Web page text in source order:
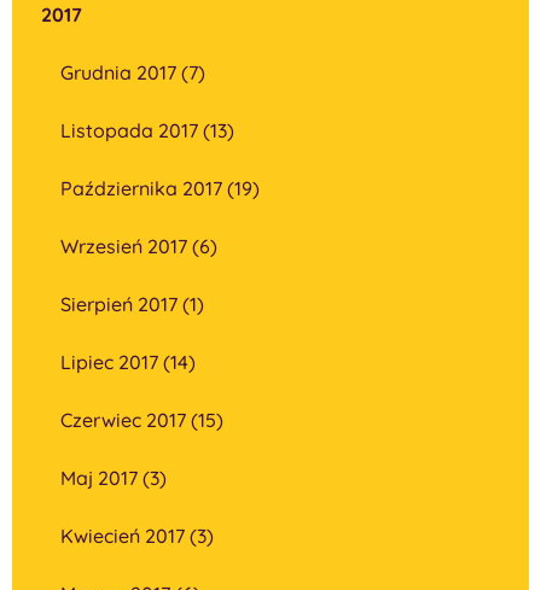
2017
Grudnia 2017 (7)
Listopada 2017 (13)
Października 2017 (19)
Wrzesień 2017 (6)
Sierpień 2017 (1)
Lipiec 2017 (14)
Czerwiec 2017 (15)
Maj 2017 (3)
Kwiecień 2017 (3)